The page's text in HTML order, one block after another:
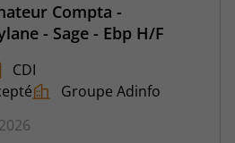
Compta -
- Sage - Ebp H/F
CDI
Groupe Adinfo